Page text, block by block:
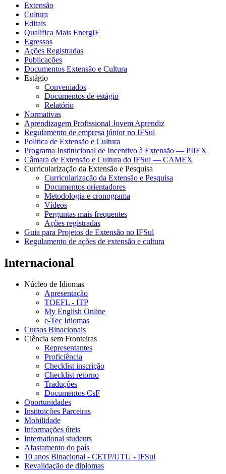
Extensão
Cultura
Editais
Qualifica Mais EnergIF
Egressos
Ações Registradas
Publicações
Documentos Extensão e Cultura
Estágio
Conveniados
Documentos de estágio
Relatório
Normativas
Aprendizagem Profissional Jovem Aprendiz
Regulamento de empresa júnior no IFSul
Politica de Extensão e Cultura
Programa Institucional de Incentivo à Extensão — PIIEX
Câmara de Extensão e Cultura do IFSul — CAMEX
Curricularização da Extensão e Pesquisa
Curricularização da Extensão e Pesquisa
Documentos orientadores
Metodologia e cronograma
Vídeos
Perguntas mais frequentes
Ações registradas
Guia para Projetos de Extensão no IFSul
Regulamento de ações de extensão e cultura
Internacional
Núcleo de Idiomas
Apresentação
TOEFL - ITP
My English Online
e-Tec Idiomas
Cursos Binacionais
Ciência sem Fronteiras
Representantes
Proficiência
Checklist inscrição
Checklist retorno
Traduções
Documentos CsF
Oportunidades
Instituições Parceiras
Mobilidade
Informações úteis
International students
Afastamento do país
10 anos Binacional - CETP/UTU - IFSul
Revalidação de diplomas